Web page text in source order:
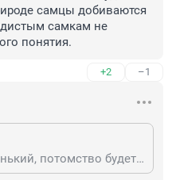
самцы добиваются
самкам не
понятия.
+2 –1
Видимо просто страшненький, потомство будет не красивое). А вообще в природе самцы добиваются желаемой самки, к покладистым самкам не сбегают, в природе нет этого понятия.